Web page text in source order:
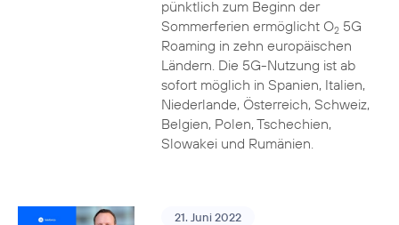
pünktlich zum Beginn der
Sommerferien ermöglicht O25G
Roaming in zehn europäischen
Ländern. Die 5G-Nutzung ist ab
sofort möglich in Spanien, Italien,
Niederlande, Österreich, Schweiz,
Belgien, Polen, Tschechien,
Slowakei und Rumänien.
21. Juni 2022